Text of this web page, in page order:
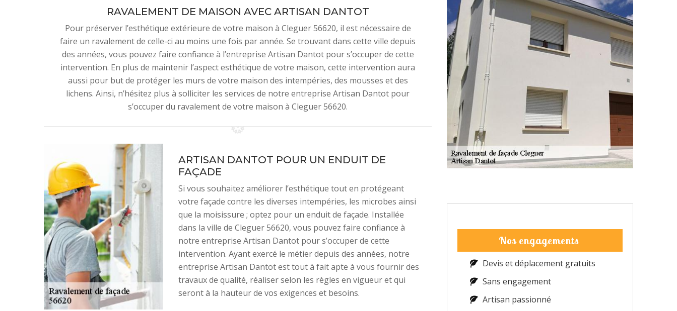
RAVALEMENT DE MAISON AVEC ARTISAN DANTOT
Pour préserver l’esthétique extérieure de votre maison à Cleguer 56620, il est nécessaire de
faire un ravalement de celle-ci au moins une fois par année. Se trouvant dans cette ville depuis
des années, vous pouvez faire confiance à l’entreprise Artisan Dantot pour s’occuper de cette
intervention. En plus de maintenir l’aspect esthétique de votre maison, cette intervention aura
aussi pour but de protéger les murs de votre maison des intempéries, des mousses et des
lichens. Ainsi, n’hésitez plus à solliciter les services de notre entreprise Artisan Dantot pour
s’occuper du ravalement de votre maison à Cleguer 56620.
ARTISAN DANTOT POUR UN ENDUIT DE
FAÇADE
Si vous souhaitez améliorer l’esthétique tout en protégeant
votre façade contre les diverses intempéries, les microbes ainsi
que la moisissure ; optez pour un enduit de façade. Installée
dans la ville de Cleguer 56620, vous pouvez faire confiance à
notre entreprise Artisan Dantot pour s’occuper de cette
intervention. Ayant exercé le métier depuis des années, notre
entreprise Artisan Dantot est tout à fait apte à vous fournir des
travaux de qualité, réaliser selon les règles en vigueur et qui
seront à la hauteur de vos exigences et besoins.
Nos engagements
Devis et déplacement gratuits
Sans engagement
Artisan passionné